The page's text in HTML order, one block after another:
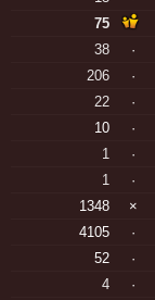
75
38
·
206
·
22
·
10
·
1
·
1
·
1348
×
4105
·
52
·
4
·